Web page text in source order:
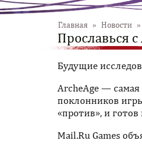
Главная » Новости »
Прославься с
Будущие
ArcheAge — самая
поклонников
«против», и
Mail.Ru Games